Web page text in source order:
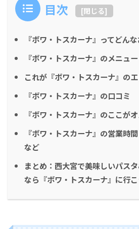
目次 [閉じる]
『ボワ・トスカーナ』ってどん
『ボワ・トスカーナ』のメニュー
これが『ボワ・トスカーナ』の
『ボワ・トスカーナ』の口コミ
『ボワ・トスカーナ』のここがオ
『ボワ・トスカーナ』の営業時
など
まとめ：西大宮で美味しいパス
なら『ボワ・トスカーナ』に行こ